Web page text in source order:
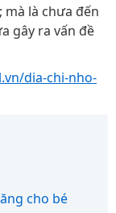
là chưa đến
gây ra vấn đề
dia-chi-nho-
cho bé